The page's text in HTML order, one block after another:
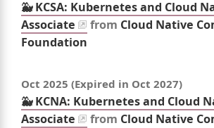
🐳 KCSA: Kubernetes and Cloud
Associate
from Cloud Native
Foundation
Oct 2025 (Expired in Oct 2027)
🐳 KCNA: Kubernetes and Cloud
Associate
from Cloud Native